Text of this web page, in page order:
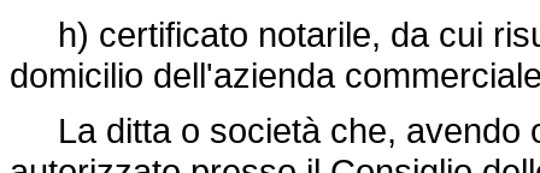
h) certificato notarile, da cui
domicilio dell'azienda
La ditta o società che, avendo